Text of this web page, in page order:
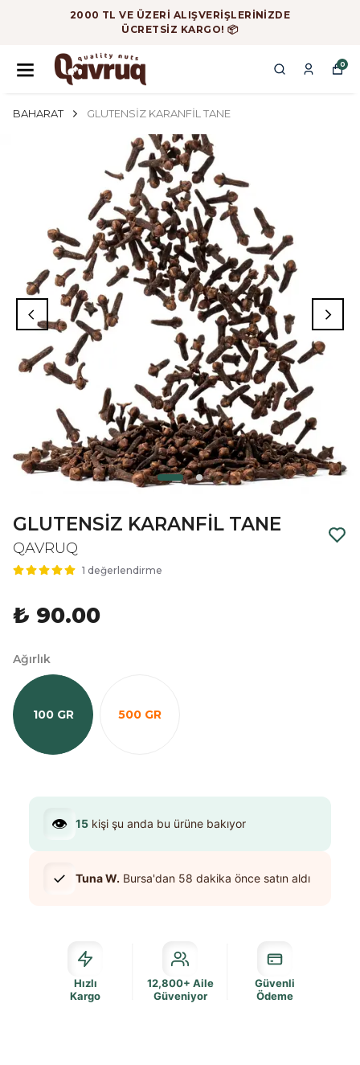
2000 TL VE ÜZERİ ALIŞVERİŞLERİNİZDE
ÜCRETSİZ KARGO! 📦
0
BAHARAT GLUTENSİZ KARANFİL TANE
GLUTENSİZ KARANFİL TANE
QAVRUQ
1 değerlendirme
₺ 90.00
Ağırlık
100 GR 500 GR
👁️ 15 kişi şu anda bu ürüne bakıyor
✓ Tuna W. Bursa'dan 58 dakika önce satın aldı
Hızlı
Kargo
12,800+ Aile
Güveniyor
Güvenli
Ödeme